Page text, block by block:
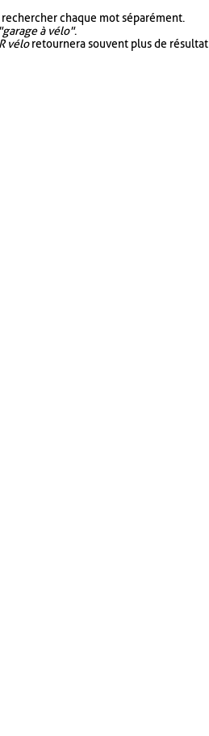
chaque mot séparément.
"garage à vélo".
véloretournera souvent plus de résultat